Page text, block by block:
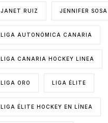
JANET RUIZ JENNIFER SOSA
LIGA AUTONÓMICA CANARIA
LIGA CANARIA HOCKEY LINEA
LIGA ORO LIGA ÉLITE
LIGA ÉLITE HOCKEY EN LÍNEA